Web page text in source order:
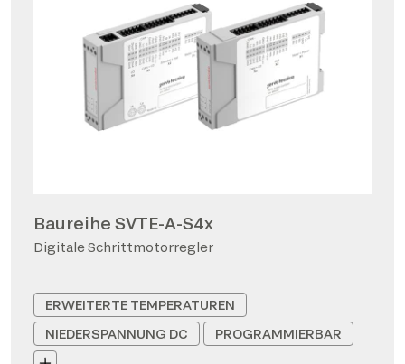
Baureihe SVTE-A-S4x
Digitale Schrittmotorregler
ERWEITERTE TEMPERATUREN
NIEDERSPANNUNG DC
PROGRAMMIERBAR